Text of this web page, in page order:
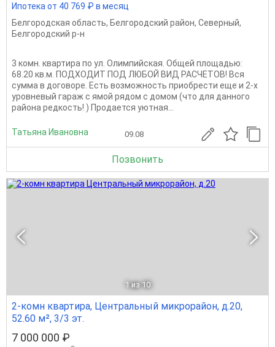
Ипотека от 40 769 ₽ в месяц
Белгородская область, Белгородский район, Северный,
Белгородский р-н
3 комн. квартира по ул. Олимпийская. Общей площадью:
68.20 кв.м. ПОДХОДИТ ПОД ЛЮБОЙ ВИД РАСЧЕТОВ! Вся
сумма в договоре. Есть возможность приобрести еще и 2-х
уровневый гараж с ямой рядом с домом (что для данного
района редкость! ) Продается уютная...
Татьяна Ивановна 09.08
Позвонить
1 из 10
2-комн квартира, Центральный микрорайон, д.20,
52.60 м², 3/3 эт.
7 000 000 ₽